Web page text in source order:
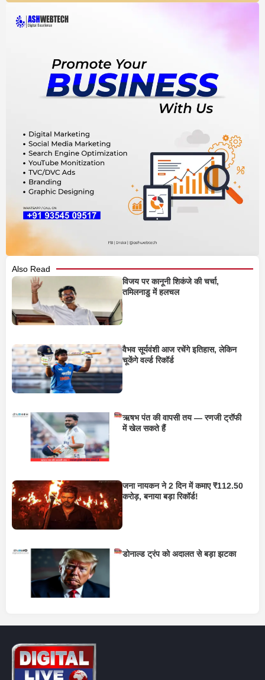
Also Read
विजय पर कानूनी शिकंजे की चर्चा,
तमिलनाडु में हलचल
वैभव सूर्यवंशी आज रचेंगे इतिहास, लेकिन
चूकेंगे वर्ल्ड रिकॉर्ड
ऋषभ पंत की वापसी तय — रणजी ट्रॉफी
में खेल सकते हैं
जना नायकन ने 2 दिन में कमाए ₹112.50
करोड़, बनाया बड़ा रिकॉर्ड!
डोनाल्ड ट्रंप को अदालत से बड़ा झटका